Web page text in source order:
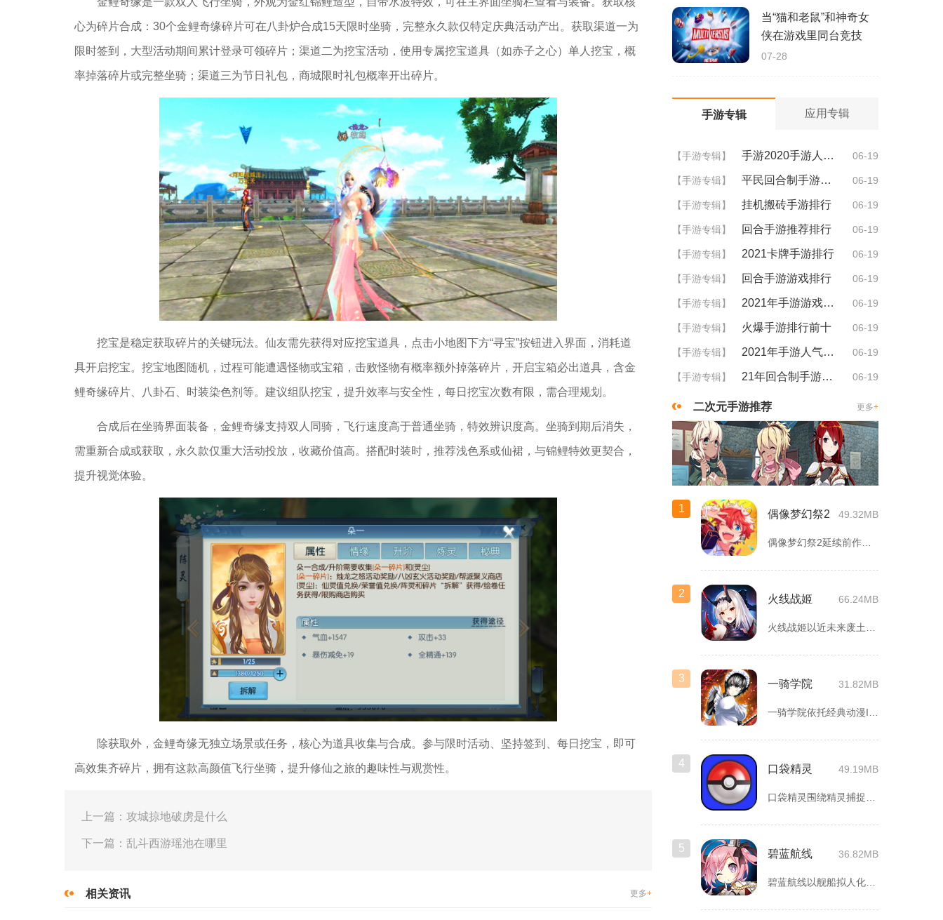
心为碎片合成：30个金鲤奇缘碎片可在八卦炉合成15天限时坐骑，完整永久款仅特定庆典活动产出。获取渠道一为
限时签到，大型活动期间累计登录可领碎片；渠道二为挖宝活动，使用专属挖宝道具（如赤子之心）单人挖宝，概
率掉落碎片或完整坐骑；渠道三为节日礼包，商城限时礼包概率开出碎片。
挖宝是稳定获取碎片的关键玩法。仙友需先获得对应挖宝道具，点击小地图下方“寻宝”按钮进入界面，消耗道
具开启挖宝。挖宝地图随机，过程可能遭遇怪物或宝箱，击败怪物有概率额外掉落碎片，开启宝箱必出道具，含金
鲤奇缘碎片、八卦石、时装染色剂等。建议组队挖宝，提升效率与安全性，每日挖宝次数有限，需合理规划。
合成后在坐骑界面装备，金鲤奇缘支持双人同骑，飞行速度高于普通坐骑，特效辨识度高。坐骑到期后消失，
需重新合成或获取，永久款仅重大活动投放，收藏价值高。搭配时装时，推荐浅色系或仙裙，与锦鲤特效更契合，
提升视觉体验。
除获取外，金鲤奇缘无独立场景或任务，核心为道具收集与合成。参与限时活动、坚持签到、每日挖宝，即可
高效集齐碎片，拥有这款高颜值飞行坐骑，提升修仙之旅的趣味性与观赏性。
上一篇：攻城掠地破虏是什么
下一篇：乱斗西游瑶池在哪里
相关资讯 更多+
当“猫和老鼠”和神奇女
侠在游戏里同台竞技
07-28
手游专辑 应用专辑
【手游专辑】 手游2020手游人气排行 06-19
【手游专辑】 平民回合制手游排行 06-19
【手游专辑】 挂机搬砖手游排行 06-19
【手游专辑】 回合手游推荐排行 06-19
【手游专辑】 2021卡牌手游排行 06-19
【手游专辑】 回合手游游戏排行 06-19
【手游专辑】 2021年手游游戏排行 06-19
【手游专辑】 火爆手游排行前十 06-19
【手游专辑】 2021年手游人气排行 06-19
【手游专辑】 21年回合制手游排行 06-19
二次元手游推荐 更多+
1 偶像梦幻祭2 49.32MB
2 火线战姬 66.24MB
3 一骑学院 31.82MB
4 口袋精灵 49.19MB
5 碧蓝航线 36.82MB